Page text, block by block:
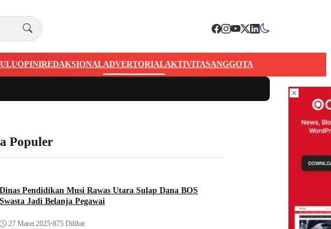
OPINIREDAKSIONALADVERTORIALAKTIVITASANGGOTA
Populer
Dinas Pendidikan Musi Rawas Utara Sulap Dana BOS
Swasta Jadi Belanja Pegawai
27 Maret 2025•875 Dilihat
×